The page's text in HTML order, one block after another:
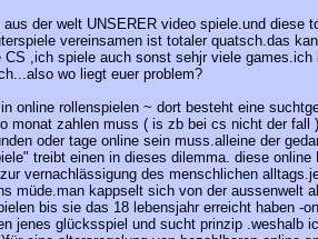
der welt UNSERER video spiele.und diese
vereinsamen ist totaler quatsch.das
,ich spiele auch sonst sehjr viele games.ich
wo liegt euer problem?
online rollenspielen ~ dort besteht eine
monat zahlen muss ( is zb bei cs nicht der fall
oder tage online sein muss.alleine der
treibt einen in dieses dilemma. diese online
vernachlässigung des menschlichen
müde.man kappselt sich von der aussenwelt
bis sie das 18 lebensjahr erreicht haben -
jenes glücksspiel und sucht prinzip .weshalb